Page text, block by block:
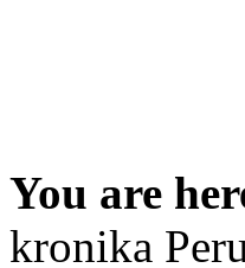
You are
kronika